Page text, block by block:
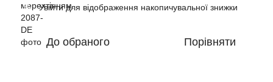
% Увійтидля відображення накопичувальної знижки
До обраного Порівняти